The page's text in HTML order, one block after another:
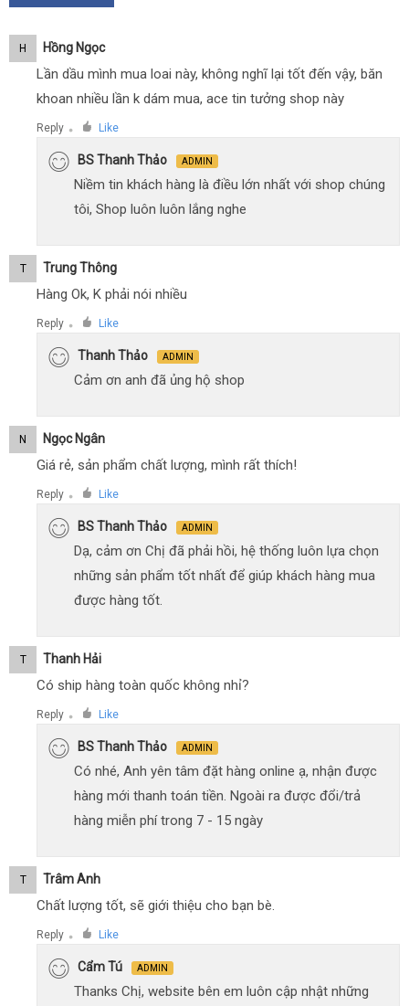
H Hồng Ngọc
Lần dầu mình mua loai này, không nghĩ lại tốt đến vậy, băn
khoan nhiều lần k dám mua, ace tin tưởng shop này
Reply ● Like
BS Thanh Thảo ADMIN
Niềm tin khách hàng là điều lớn nhất với shop chúng
tôi, Shop luôn luôn lắng nghe
T Trung Thông
Hàng Ok, K phải nói nhiều
Reply ● Like
Thanh Thảo ADMIN
Cảm ơn anh đã ủng hộ shop
N Ngọc Ngân
Giá rẻ, sản phẩm chất lượng, mình rất thích!
Reply ● Like
BS Thanh Thảo ADMIN
Dạ, cảm ơn Chị đã phải hồi, hệ thống luôn lựa chọn
những sản phẩm tốt nhất để giúp khách hàng mua
được hàng tốt.
T Thanh Hải
Có ship hàng toàn quốc không nhỉ?
Reply ● Like
BS Thanh Thảo ADMIN
Có nhé, Anh yên tâm đặt hàng online ạ, nhận được
hàng mới thanh toán tiền. Ngoài ra được đổi/trả
hàng miễn phí trong 7 - 15 ngày
T Trâm Anh
Chất lượng tốt, sẽ giới thiệu cho bạn bè.
Reply ● Like
Cẩm Tú ADMIN
Thanks Chị, website bên em luôn cập nhật những